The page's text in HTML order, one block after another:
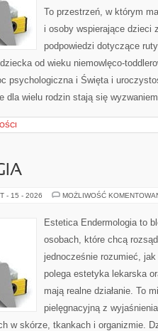
To przestrzeń, w którym
i osoby wspierające dzieci
podpowiedzi dotyczące
od wieku niemowlęco-
psychologiczna i Święta i
dla wielu rodzin stają się
- 15 - 2026 MOŻLIWOŚĆ
Estetica Endermologia to
osobach, które chcą
jednocześnie rozumieć,
polega estetyka lekarska
mają realne działanie. To
pielęgnacyjną z
w skórze, tkankach i organizmie.